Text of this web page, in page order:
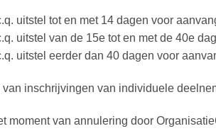
uitstel tot en met 14 dagen voor
uitstel van de 15e tot en met de 40e
uitstel eerder dan 40 dagen voor
inschrijvingen van individuele
moment van annulering door